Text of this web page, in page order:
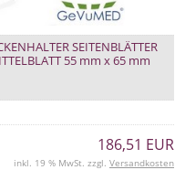
SEITENBLÄTTER
55 mm x 65 mm
186,51 EUR
inkl. 19 % MwSt. zzgl. Versandkosten